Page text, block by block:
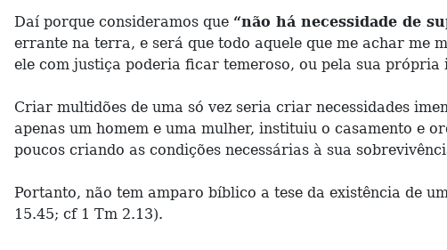
Daí porque consideramos que “não há necessidade de
errante na terra, e será que todo aquele que me achar me
ele com justiça poderia ficar temeroso, ou pela sua
Criar multidões de uma só vez seria criar necessidades
apenas um homem e uma mulher, instituiu o casamento e
poucos criando as condições necessárias à sua
Portanto, não tem amparo bíblico a tese da existência de
15.45; cf 1 Tm 2.13).